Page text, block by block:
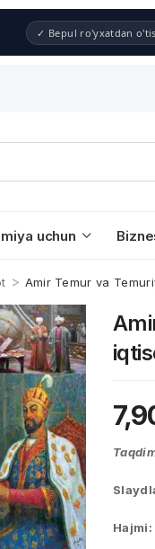
✓ Bepul ro'yxatdan
uchun
> Amir Temur va
Hajmi: